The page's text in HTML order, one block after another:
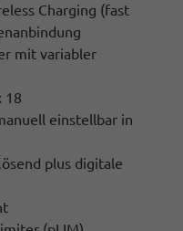
Charging (fast
mit variabler
18
einstellbar in
plus digitale